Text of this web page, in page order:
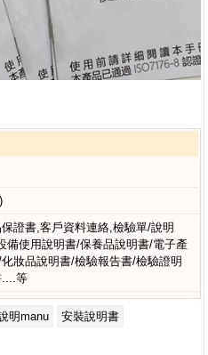
證書,客戶資料連絡,檢驗單/說明
備使用說明書/保養品說明書/電子產
妝品說明書/檢驗報告書/檢驗證明
....等
明manu
安裝說明書